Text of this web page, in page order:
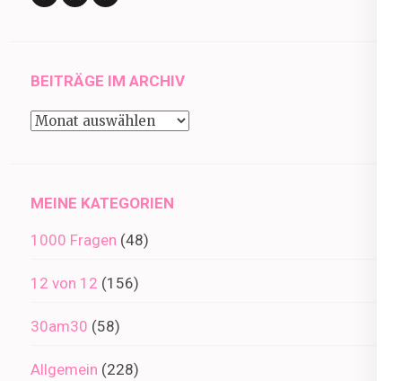
BEITRÄGE IM ARCHIV
Beiträge
MEINE KATEGORIEN
1000 Fragen (48)
12 von 12 (156)
30am30 (58)
Allgemein (228)